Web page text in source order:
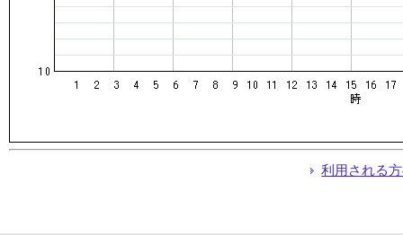
利用される